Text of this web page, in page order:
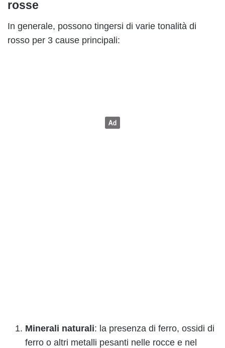
rosse
In generale, possono tingersi di varie tonalità di
rosso per 3 cause principali:
Minerali naturali: la presenza di ferro, ossidi di
ferro o altri metalli pesanti nelle rocce e nel